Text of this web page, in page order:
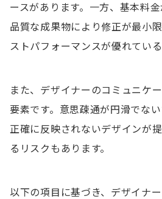
ースがあります。一方、基本料
品質な成果物により修正が最小
ストパフォーマンスが優れている
また、デザイナーのコミュニケ
要素です。意思疎通が円滑でな
正確に反映されないデザインが
るリスクもあります。
以下の項目に基づき、デザイナ